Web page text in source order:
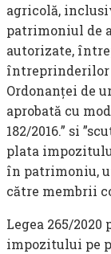
agricolă,
patrimoniul de
autorizate,
Ordonanței de
aprobată cu
182/2016.” si
plata
în patrimoniu,
către membrii
Legea 265/2020
impozitului pe